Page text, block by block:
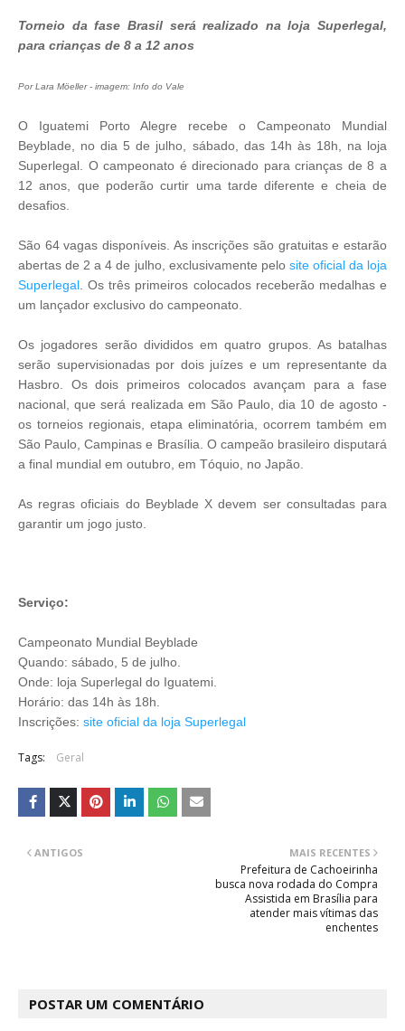
Torneio da fase Brasil será realizado na loja Superlegal,
para crianças de 8 a 12 anos
Por Lara Möeller - imagem: Info do Vale
O Iguatemi Porto Alegre recebe o Campeonato Mundial
Beyblade, no dia 5 de julho, sábado, das 14h às 18h, na loja
Superlegal. O campeonato é direcionado para crianças de 8 a
12 anos, que poderão curtir uma tarde diferente e cheia de
desafios.
São 64 vagas disponíveis. As inscrições são gratuitas e estarão
abertas de 2 a 4 de julho, exclusivamente pelo site oficial da loja
Superlegal . Os três primeiros colocados receberão medalhas e
um lançador exclusivo do campeonato.
Os jogadores serão divididos em quatro grupos. As batalhas
serão supervisionadas por dois juízes e um representante da
Hasbro. Os dois primeiros colocados avançam para a fase
nacional, que será realizada em São Paulo, dia 10 de agosto -
os torneios regionais, etapa eliminatória, ocorrem também em
São Paulo, Campinas e Brasília. O campeão brasileiro disputará
a final mundial em outubro, em Tóquio, no Japão.
As regras oficiais do Beyblade X devem ser consultadas para
garantir um jogo justo.
Serviço:
Campeonato Mundial Beyblade
Quando: sábado, 5 de julho.
Onde: loja Superlegal do Iguatemi.
Horário: das 14h às 18h.
Inscrições: site oficial da loja Superlegal
Tags: Geral
MAIS RECENTES
Prefeitura de Cachoeirinha
busca nova rodada do Compra
Assistida em Brasília para
atender mais vítimas das
enchentes
ANTIGOS
POSTAR UM COMENTÁRIO